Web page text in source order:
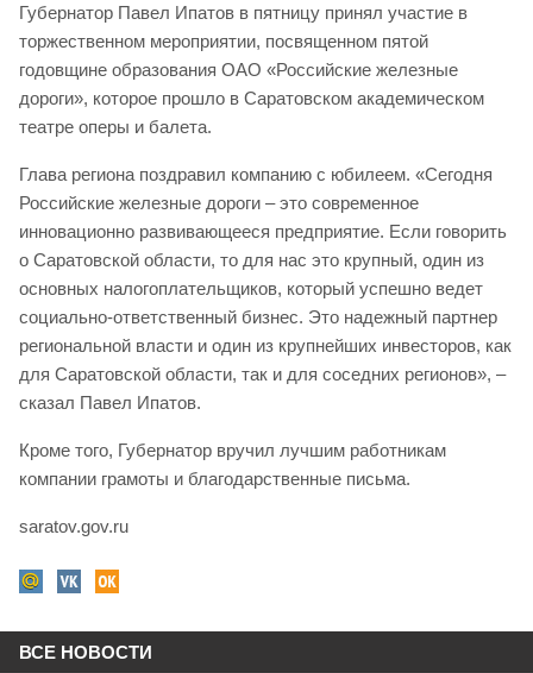
Губернатор Павел Ипатов в пятницу принял участие в
торжественном мероприятии, посвященном пятой
годовщине образования ОАО «Российские железные
дороги», которое прошло в Саратовском академическом
театре оперы и балета.
Глава региона поздравил компанию с юбилеем. «Сегодня
Российские железные дороги – это современное
инновационно развивающееся предприятие. Если говорить
о Саратовской области, то для нас это крупный, один из
основных налогоплательщиков, который успешно ведет
социально-ответственный бизнес. Это надежный партнер
региональной власти и один из крупнейших инвесторов, как
для Саратовской области, так и для соседних регионов», –
сказал Павел Ипатов.
Кроме того, Губернатор вручил лучшим работникам
компании грамоты и благодарственные письма.
saratov.gov.ru
ВСЕ НОВОСТИ